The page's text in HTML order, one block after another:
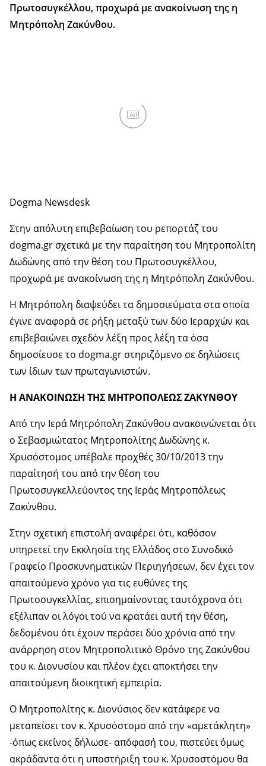
Πρωτοσυγκέλλου, προχωρά με ανακοίνωση της η
Μητρόπολη Ζακύνθου.
Ad
Dogma Newsdesk
Στην απόλυτη επιβεβαίωση του ρεπορτάζ του
dogma.gr σχετικά με την παραίτηση του Μητροπολίτη
Δωδώνης από την θέση του Πρωτοσυγκέλλου,
προχωρά με ανακοίνωση της η Μητρόπολη Ζακύνθου.
Η Μητρόπολη διαψεύδει τα δημοσιεύματα στα οποία
έγινε αναφορά σε ρήξη μεταξύ των δύο Ιεραρχών και
επιβεβαιώνει σχεδόν λέξη προς λέξη τα όσα
δημοσίευσε το dogma.gr στηριζόμενο σε δηλώσεις
των ίδιων των πρωταγωνιστών.
Η ΑΝΑΚΟΙΝΩΣΗ ΤΗΣ ΜΗΤΡΟΠΟΛΕΩΣ ΖΑΚΥΝΘΟΥ
Από την Ιερά Μητρόπολη Ζακύνθου ανακοινώνεται ότι
ο Σεβασμιώτατος Μητροπολίτης Δωδώνης κ.
Χρυσόστομος υπέβαλε προχθές 30/10/2013 την
παραίτησή του από την θέση του
Πρωτοσυγκελλεύοντος της Ιεράς Μητροπόλεως
Ζακύνθου.
Στην σχετική επιστολή αναφέρει ότι, καθόσον
υπηρετεί την Εκκλησία της Ελλάδος στο Συνοδικό
Γραφείο Προσκυνηματικών Περιηγήσεων, δεν έχει τον
απαιτούμενο χρόνο για τις ευθύνες της
Πρωτοσυγκελλίας, επισημαίνοντας ταυτόχρονα ότι
εξέλιπαν οι λόγοι τού να κρατάει αυτή την θέση,
δεδομένου ότι έχουν περάσει δύο χρόνια από την
ανάρρηση στον Μητροπολιτικό Θρόνο της Ζακύνθου
του κ. Διονυσίου και πλέον έχει αποκτήσει την
απαιτούμενη διοικητική εμπειρία.
Ο Μητροπολίτης κ. Διονύσιος δεν κατάφερε να
μεταπείσει τον κ. Χρυσόστομο από την «αμετάκλητη»
-όπως εκείνος δήλωσε- απόφασή του, πιστεύει όμως
ακράδαντα ότι η υποστήριξη του κ. Χρυσοστόμου θα